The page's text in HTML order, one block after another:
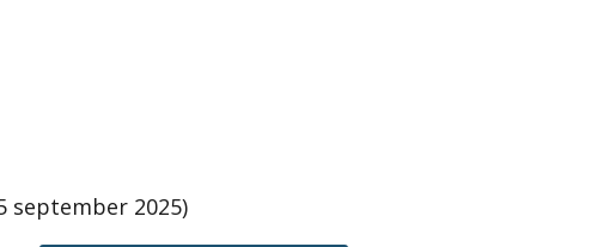
september 2025)